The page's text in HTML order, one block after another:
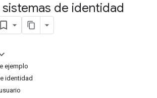
de identidad
ejemplo
identidad